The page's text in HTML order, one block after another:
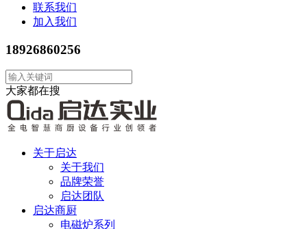
联系我们
加入我们
18926860256
大家都在搜
关于启达
关于我们
品牌荣誉
启达团队
启达商厨
电磁炉系列